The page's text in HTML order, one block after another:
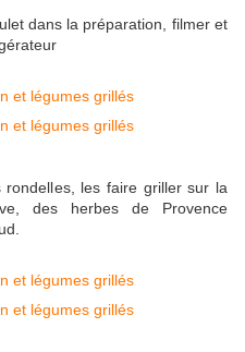
dans la préparation, filmer et
les faire griller sur la
des herbes de Provence